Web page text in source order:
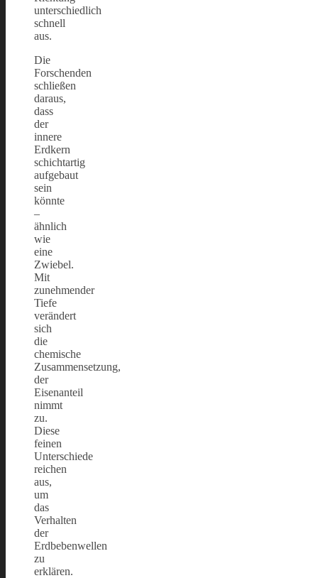
unterschiedlich
schnell
aus.
Die
Forschenden
schließen
daraus,
dass
der
innere
Erdkern
schichtartig
aufgebaut
sein
könnte
–
ähnlich
wie
eine
Zwiebel.
Mit
zunehmender
Tiefe
verändert
sich
die
chemische
Zusammensetzung,
der
Eisenanteil
nimmt
zu.
Diese
feinen
Unterschiede
reichen
aus,
um
das
Verhalten
der
Erdbebenwellen
zu
erklären.